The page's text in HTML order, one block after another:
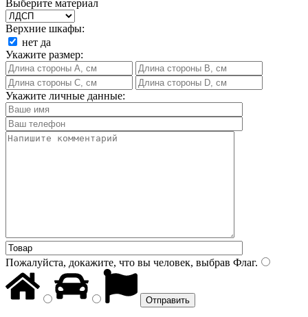
Выберите материал
Верхние шкафы:
нет да
Укажите размер:
Укажите личные данные:
Пожалуйста, докажите, что вы человек, выбрав Флаг.